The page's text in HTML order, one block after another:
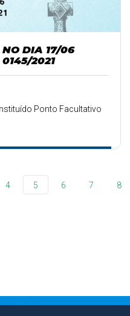
NO DIA 17/06
0145/2021
Ponto Facultativo
4 5 6 7 8